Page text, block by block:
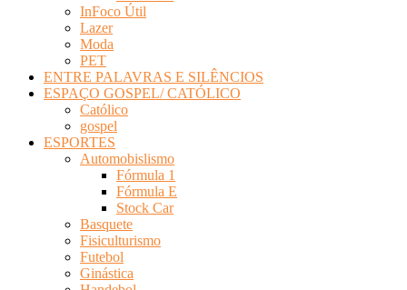
InFoco Útil
Lazer
Moda
PET
ENTRE PALAVRAS E SILÊNCIOS
ESPAÇO GOSPEL/ CATÓLICO
Católico
gospel
ESPORTES
Automobislismo
Fórmula 1
Fórmula E
Stock Car
Basquete
Fisiculturismo
Futebol
Ginástica